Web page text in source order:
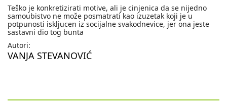
Teško je konkretizirati motive, ali je cinjenica da se nijedno
samoubistvo ne može posmatrati kao izuzetak koji je u
potpunosti iskljucen iz socijalne svakodnevice, jer ona jeste
sastavni dio tog bunta
Autori:
VANJA STEVANOVIĆ